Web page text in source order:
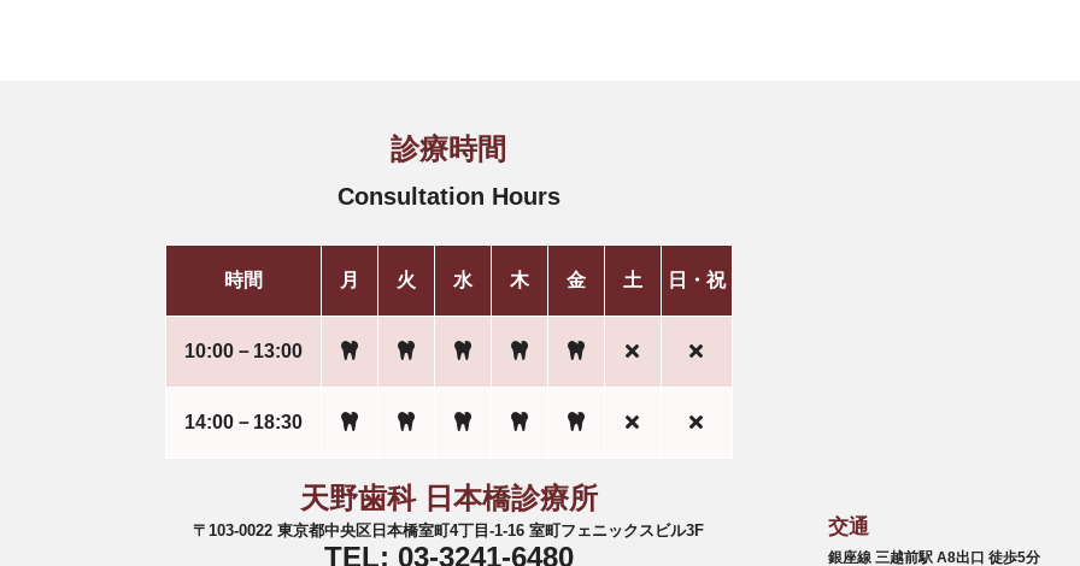
診療時間
Consultation Hours
時間 月 火 水 木 金 土 日・祝
10:00－13:00
14:00－18:30
天野歯科 日本橋診療所
〒103-0022 東京都中央区日本橋室町4丁目-1-16 室町フェニックスビル3F
TEL: 03-3241-6480
交通
銀座線 三越前駅 A8出口 徒歩5分